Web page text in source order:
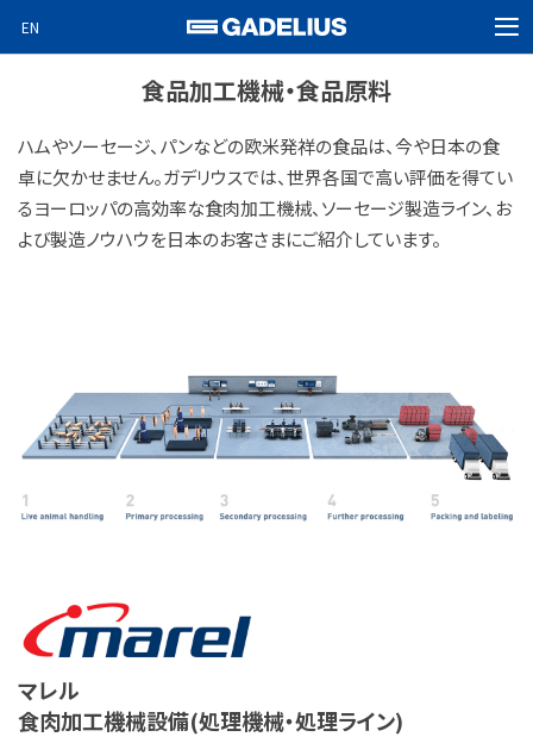
EN
企業情報
ニュース
お問い合わせ
食品加工機械・食品原料
ハムやソーセージ、パンなどの欧米発祥の食品は、今や日本の食
卓に欠かせません。ガデリウスでは、世界各国で高い評価を得てい
るヨーロッパの高効率な食肉加工機械、ソーセージ製造ライン、お
よび製造ノウハウを日本のお客さまにご紹介しています。
マレル
食肉加工機械設備(処理機械・処理ライン)